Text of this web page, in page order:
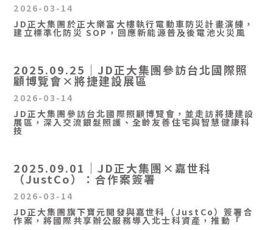
2026-03-14
JD正大集團於正大樂富大樓執行電動車防災計畫演練，
建立標準化防災 SOP，回應新能源普及後電池火災風
2025.09.25｜JD正大集團參訪台北國際照
顧博覽會×將捷建設展區
2026-03-14
JD正大集團參訪台北國際照顧博覽會，並走訪將捷建設
展區，深入交流銀髮照護、全齡友善住宅與智慧健康科
技
2025.09.01｜JD正大集團×嘉世科
（JustCo）：合作案簽署
2026-03-14
JD正大集團旗下寶元開發與嘉世科（JustCo）簽署合
作案，將國際共享辦公服務導入北士科資產，推動「